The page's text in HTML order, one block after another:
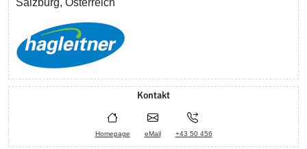
Salzburg, Österreich
Kontakt
Homepage eMail +43 50 456